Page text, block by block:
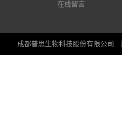
在线留言
成都普思生物科技股份有限公司